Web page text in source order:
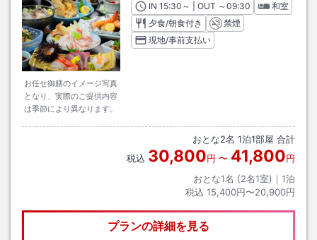
お任せ御膳のイメージ写真
となり、実際のご提供内容
は季節により異なります。
INチェックイン
15:30 ～ | OUT チェックアウト
～09:30
和室
夕食/朝食付き
禁煙
現地/事前支払い
おとな2名 1泊1部屋 合計
税込 30,800円 〜 41,800円
おとな1名 (2名1室)｜ 1泊
税込 15,400円〜20,900円
プランの詳細を見る